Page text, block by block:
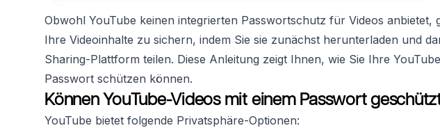
Obwohl YouTube keinen integrierten Passwortschutz für Videos anbietet,
Ihre Videoinhalte zu sichern, indem Sie sie zunächst herunterladen und
Sharing-Plattform teilen. Diese Anleitung zeigt Ihnen, wie Sie Ihre
Passwort schützen können.
Können YouTube-Videos mit einem Passwort
YouTube bietet folgende Privatsphäre-Optionen: